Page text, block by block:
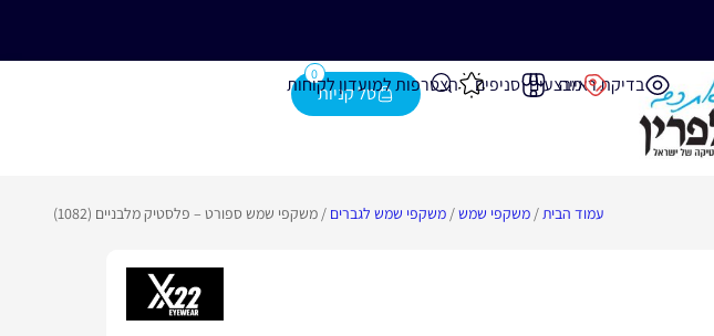
בדיקת ראייהמבצעים סניפים הצטרפות למועדון לקוחות
0
עמוד הבית/ משקפי שמש/ משקפי שמש לגברים / משקפי שמש ספורט – פלסטיק מלבניים (1082)